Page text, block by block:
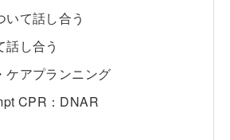
て話し合う
し合う
アプランニング
CPR：DNAR